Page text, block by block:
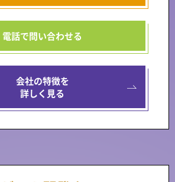
電話で問い合わせる
会社の特徴を
詳しく見る